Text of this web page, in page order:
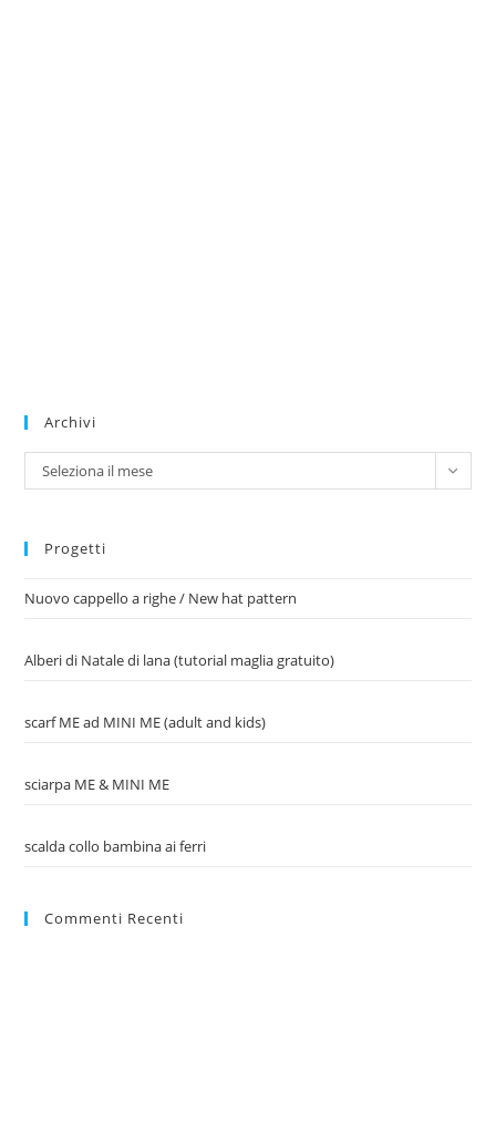
Archivi
Archivi
Seleziona il mese
Progetti
Nuovo cappello a righe / New hat pattern
Alberi di Natale di lana (tutorial maglia gratuito)
scarf ME ad MINI ME (adult and kids)
sciarpa ME & MINI ME
scalda collo bambina ai ferri
Commenti Recenti